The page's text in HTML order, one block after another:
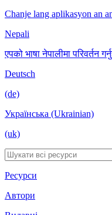
Chanje lang aplikasyon an
Nepali
एपको भाषा नेपालीमा परिवर्तन
Deutsch
(de)
Українська (Ukrainian)
(uk)
Ресурси
Автори